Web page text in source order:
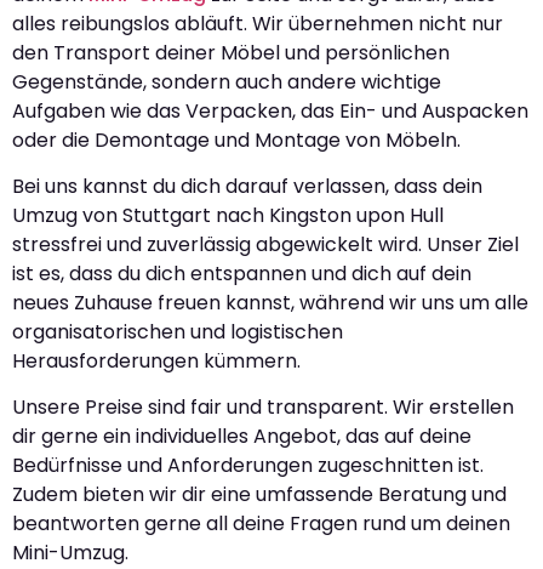
alles reibungslos abläuft. Wir übernehmen nicht nur
den Transport deiner Möbel und persönlichen
Gegenstände, sondern auch andere wichtige
Aufgaben wie das Verpacken, das Ein- und Auspacken
oder die Demontage und Montage von Möbeln.
Bei uns kannst du dich darauf verlassen, dass dein
Umzug von Stuttgart nach Kingston upon Hull
stressfrei und zuverlässig abgewickelt wird. Unser Ziel
ist es, dass du dich entspannen und dich auf dein
neues Zuhause freuen kannst, während wir uns um alle
organisatorischen und logistischen
Herausforderungen kümmern.
Unsere Preise sind fair und transparent. Wir erstellen
dir gerne ein individuelles Angebot, das auf deine
Bedürfnisse und Anforderungen zugeschnitten ist.
Zudem bieten wir dir eine umfassende Beratung und
beantworten gerne all deine Fragen rund um deinen
Mini-Umzug.